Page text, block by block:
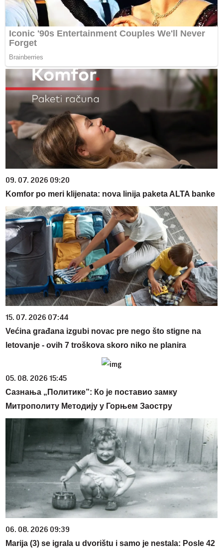
09. 07. 2026 09:20
Komfor po meri klijenata: nova linija paketa ALTA banke
15. 07. 2026 07:44
Većina građana izgubi novac pre nego što stigne na
letovanje - ovih 7 troškova skoro niko ne planira
05. 08. 2026 15:45
Сазнања „Политике”: Ко је поставио замку
Митрополиту Методију у Горњем Заостру
06. 08. 2026 09:39
Marija (3) se igrala u dvorištu i samo je nestala: Posle 42